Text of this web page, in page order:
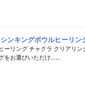
シンキングボウルヒーリン
ーリング チャクラ クリアリン
をお選びいただけ……